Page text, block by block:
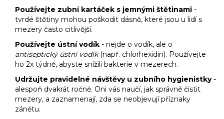
Používejte zubní kartáček s jemnými štětinami -
tvrdé štětiny mohou poškodit dásně, které jsou u lidí s
mezery často citlivější.
Používejte ústní vodík - nejde o vodík, ale o
antiseptický ústní vodík(např. chlorhexidin). Používejte
ho 2x týdně, abyste snížili bakterie v mezerech.
Udržujte pravidelné návštěvy u zubního hygienistky-
alespoň dvakrát ročně. Oni vás naučí, jak správně čistit
mezery, a zaznamenají, zda se neobjevují příznaky
zánětu.